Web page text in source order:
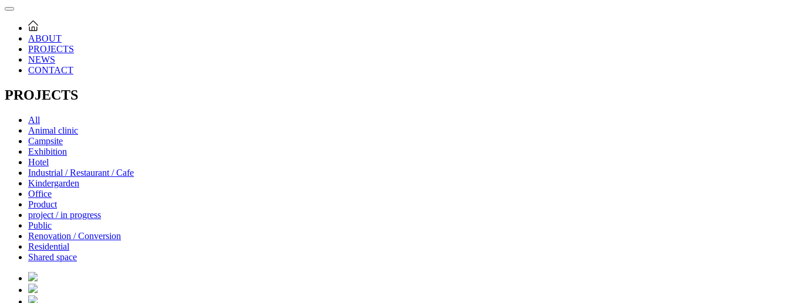
ABOUT
PROJECTS
NEWS
CONTACT
PROJECTS
All
Animal clinic
Campsite
Exhibition
Hotel
Industrial / Restaurant / Cafe
Kindergarden
Office
Product
project / in progress
Public
Renovation / Conversion
Residential
Shared space